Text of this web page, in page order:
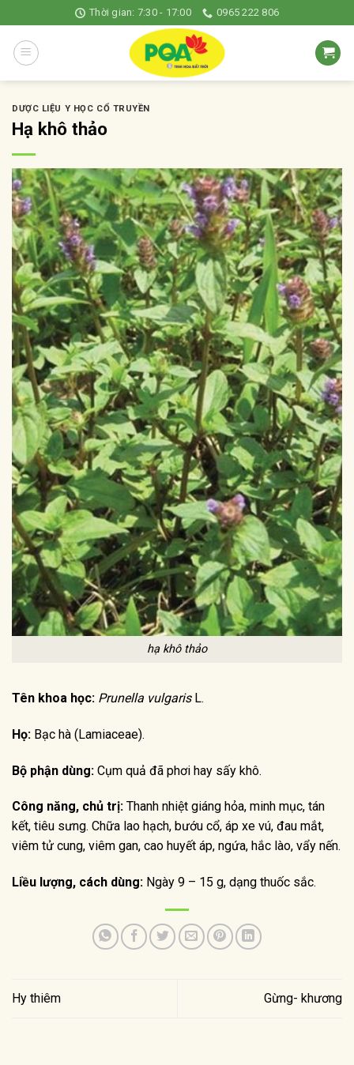
to
content
Thời gian: 7:30 - 17:00 0965 222 806
DƯỢC LIỆU Y HỌC CỔ TRUYỀN
Hạ khô thảo
hạ khô thảo
Tên khoa học: Prunella vulgarisL.
Họ: Bạc hà (Lamiaceae).
Bộ phận dùng: Cụm quả đã phơi hay sấy khô.
Công năng, chủ trị: Thanh nhiệt giáng hỏa, minh mục, tán
kết, tiêu sưng. Chữa lao hạch, bướu cổ, áp xe vú, đau mắt,
viêm tử cung, viêm gan, cao huyết áp, ngứa, hắc lào, vẩy nến.
Liều lượng, cách dùng: Ngày 9 – 15 g, dạng thuốc sắc.
Hy thiêm Gừng- khương